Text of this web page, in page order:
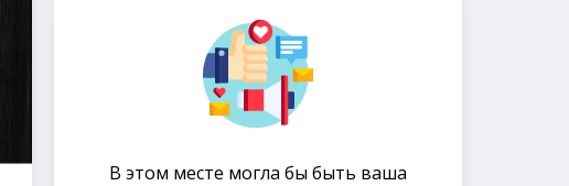
В этом месте могла бы быть ваша